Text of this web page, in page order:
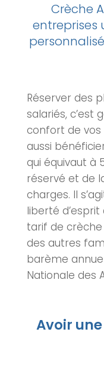
Crèche
Réserver des
salariés, c’est
confort de vos
aussi
qui équivaut à
réservé et de
charges. Il
liberté d’esprit
tarif de crèche
des autres
barème
Nationale des
Avoir